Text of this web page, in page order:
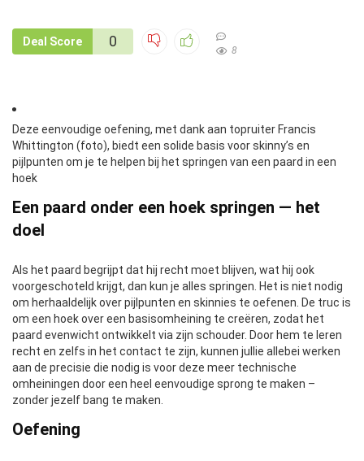
Deal Score 0
8
Deze eenvoudige oefening, met dank aan topruiter Francis
Whittington (foto), biedt een solide basis voor skinny’s en
pijlpunten om je te helpen bij het springen van een paard in een
hoek
Een paard onder een hoek springen — het
doel
Als het paard begrijpt dat hij recht moet blijven, wat hij ook
voorgeschoteld krijgt, dan kun je alles springen. Het is niet nodig
om herhaaldelijk over pijlpunten en skinnies te oefenen. De truc is
om een ​​hoek over een basisomheining te creëren, zodat het
paard evenwicht ontwikkelt via zijn schouder. Door hem te leren
recht en zelfs in het contact te zijn, kunnen jullie allebei werken
aan de precisie die nodig is voor deze meer technische
omheiningen door een heel eenvoudige sprong te maken –
zonder jezelf bang te maken.
Oefening